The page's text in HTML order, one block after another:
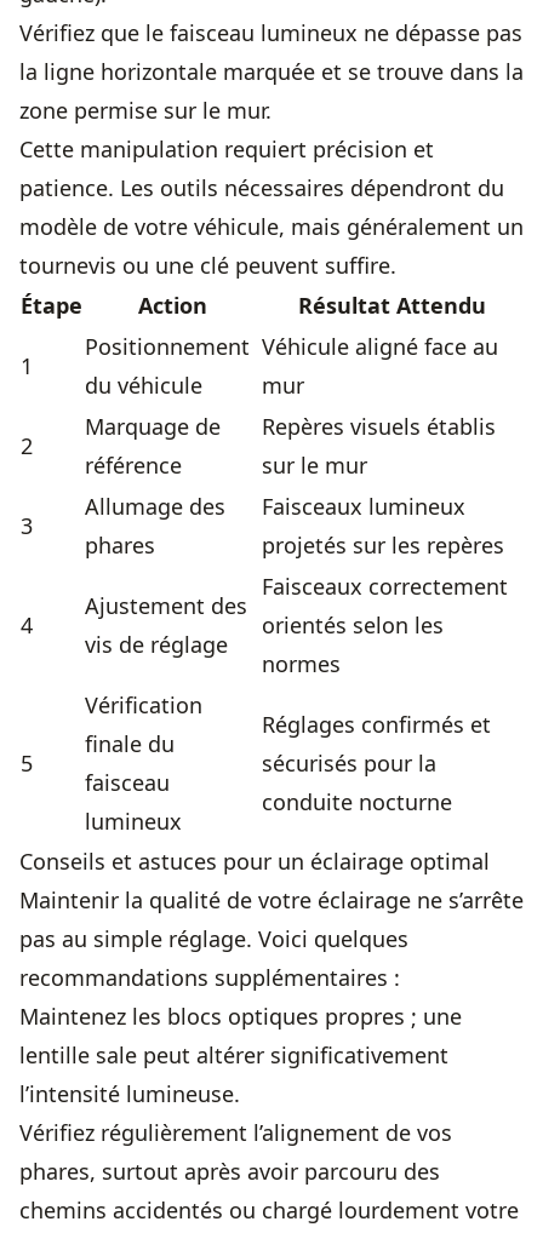
Vérifiez que le faisceau lumineux ne dépasse pas
la ligne horizontale marquée et se trouve dans la
zone permise sur le mur.
Cette manipulation requiert précision et
patience. Les outils nécessaires dépendront du
modèle de votre véhicule, mais généralement un
tournevis ou une clé peuvent suffire.
Étape
Action Résultat Attendu
1
Positionnement
du véhicule
Véhicule aligné face au
mur
2
Marquage de
référence
Repères visuels établis
sur le mur
3
Allumage des
phares
Faisceaux lumineux
projetés sur les repères
4
Ajustement des
vis de réglage
Faisceaux correctement
orientés selon les
normes
5
Vérification
finale du
faisceau
lumineux
Réglages confirmés et
sécurisés pour la
conduite nocturne
Conseils et astuces pour un éclairage optimal
Maintenir la qualité de votre éclairage ne s’arrête
pas au simple réglage. Voici quelques
recommandations supplémentaires :
Maintenez les blocs optiques propres ; une
lentille sale peut altérer significativement
l’intensité lumineuse.
Vérifiez régulièrement l’alignement de vos
phares, surtout après avoir parcouru des
chemins accidentés ou chargé lourdement votre